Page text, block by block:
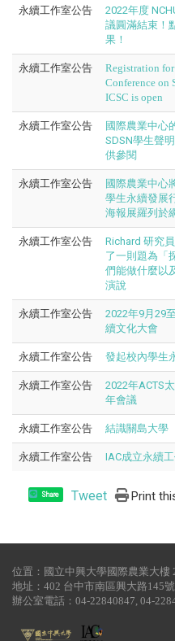
永續工作室公告
2022年度
議圓滿結束！
果！
永續工作室公告
Registration
Conference on
ICSC is open
永續工作室公告
國際農業中心
SDSN學生聲
供參閱
永續工作室公告
國際農業中心
學生永續發展
海報展羅列於
永續工作室公告
Richard 研究
了一則題為「
們能做什麼以
演說
永續工作室公告
2022年9月29
續文化大會
永續工作室公告 發起校內學生
永續工作室公告
2022年ACTS
年會議
永續工作室公告 結識關島大學
永續工作室公告 IAC成立永續
Share Tweet Print
位置：國立中興大學國際農業大
地址：402 台中市南區興大路145號
辦公室電話：04-22840847, 04-